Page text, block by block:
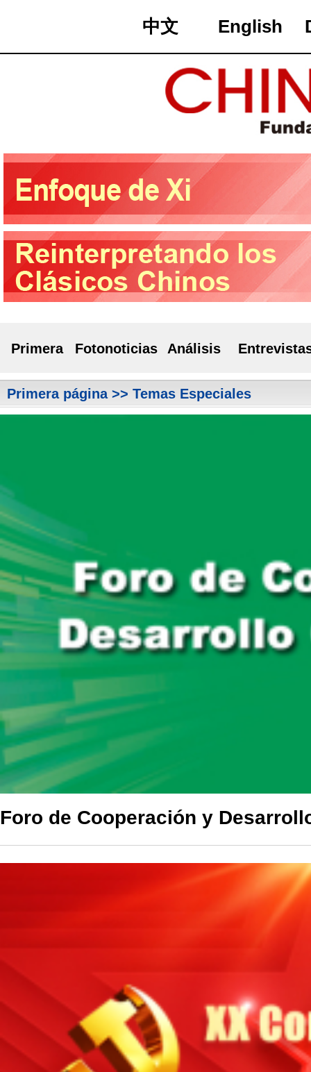
中文 English
Primera Fotonoticias Análisis
Primera página>> Temas Especiales
Foro de Cooperación y